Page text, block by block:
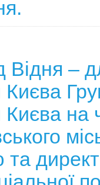
Відня –
на